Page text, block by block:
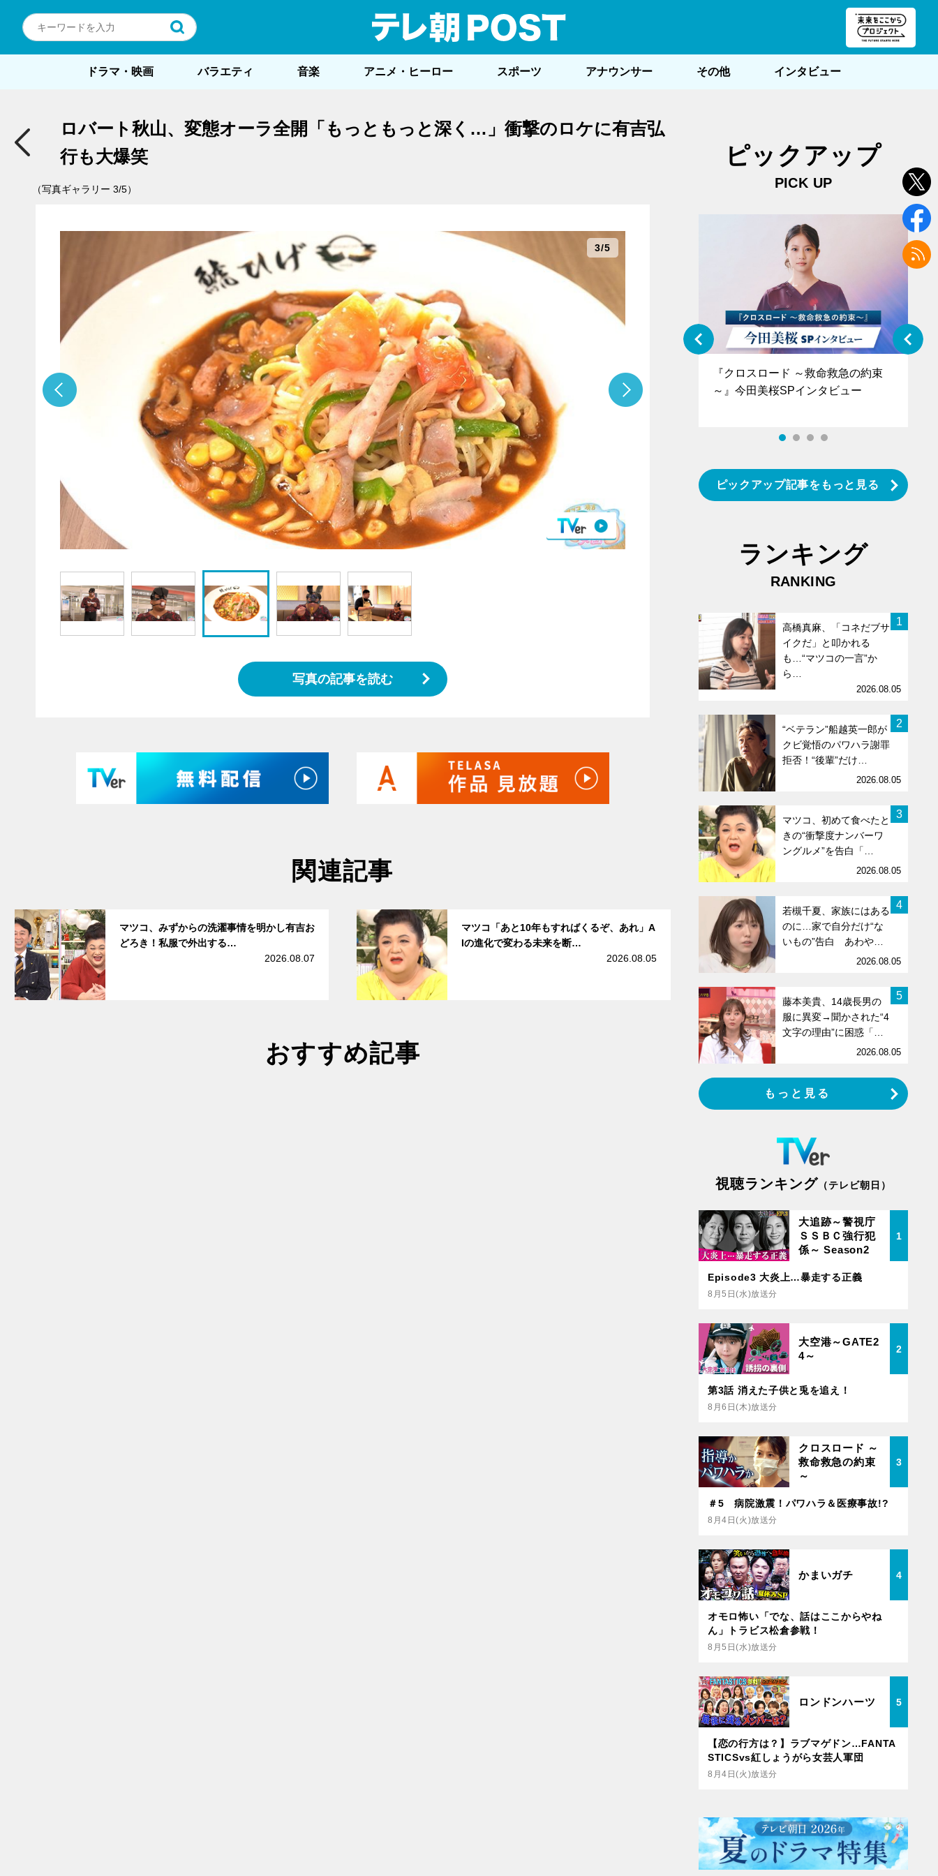
ドラマ・映画 バラエティ 音楽 アニメ・ヒーロー スポーツ アナウンサー その他 インタビュー
ロバート秋山、変態オーラ全開「もっともっと深く…」衝撃のロケに有吉弘
行も大爆笑
（写真ギャラリー 3/5）
3/5
写真の記事を読む
関連記事
マツコ、みずからの洗濯事情を明かし有吉お
どろき！私服で外出する…
2026.08.07
マツコ「あと10年もすればくるぞ、あれ」A
Iの進化で変わる未来を断…
2026.08.05
おすすめ記事
ピックアップ
PICK UP
『アイ＝ラブ！げーみんぐ』＝LOV
E齋藤樹愛羅＆佐々木舞香SPインタ
ビュー
『クロスロード ～救命救急の約束
～』今田美桜SPインタビュー
ピックアップ記事をもっと見る
ランキング
RANKING
1
高橋真麻、「コネだブサ
イクだ」と叩かれる
も…“マツコの一言”か
ら…
2026.08.05
2
“ベテラン”船越英一郎が
クビ覚悟のパワハラ謝罪
拒否！“後輩”だけ…
2026.08.05
3
マツコ、初めて食べたと
きの“衝撃度ナンバーワ
ングルメ”を告白「…
2026.08.05
4
若槻千夏、家族にはある
のに…家で自分だけ“な
いもの”告白 あわや…
2026.08.05
5
藤本美貴、14歳長男の
服に異変→聞かされた“4
文字の理由”に困惑「…
2026.08.05
もっと見る
視聴ランキング （テレビ朝日）
大追跡～警視庁
ＳＳＢＣ強行犯
係～ Season2
1
Episode3 大炎上…暴走する正義
8月5日(水)放送分
大空港～GATE2
4～
2
第3話 消えた子供と兎を追え！
8月6日(木)放送分
クロスロード ～
救命救急の約束
～
3
＃5 病院激震！パワハラ＆医療事故!?
8月4日(火)放送分
かまいガチ 4
オモロ怖い「でな、話はここからやね
ん」トラビス松倉参戦！
8月5日(水)放送分
ロンドンハーツ 5
【恋の行方は？】ラブマゲドン…FANTA
STICSvs紅しょうがら女芸人軍団
8月4日(火)放送分